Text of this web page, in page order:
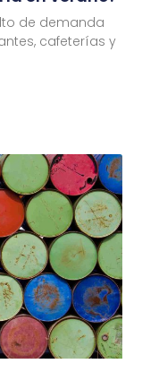
de demanda
cafeterías y